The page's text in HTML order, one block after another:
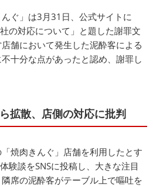
ぐ」は3月31日、公式サイトに
の対応について」と題した謝罪文
舗において発生した泥酔客による
十分な点があったと認め、謝罪し
拡散、店側の対応に批判
焼肉きんぐ」店舗を利用したとす
験談をSNSに投稿し、大きな注目
席の泥酔客がテーブル上で嘔吐を